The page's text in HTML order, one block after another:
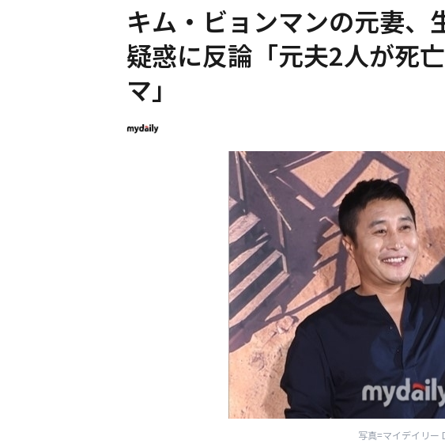
キム・ビョンマンの元妻、
疑惑に反論「元夫2人が死
マ」
写真=マイデイリー